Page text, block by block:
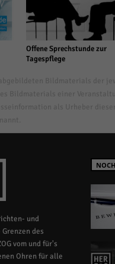
Offene Sprechstunde zur
Tagespflege
und
des
vom und für's
Ohren für alle